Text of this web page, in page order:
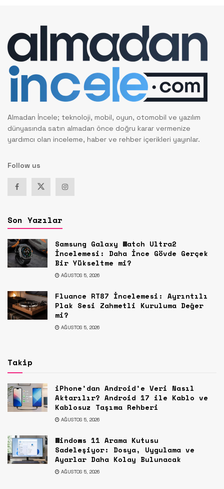
Almadan İncele; teknoloji, mobil, oyun, otomobil ve yazılım
dünyasında satın almadan önce doğru karar vermenize
yardımcı olan inceleme, haber ve rehber içerikleri yayınlar.
Follow us
Son Yazılar
Samsung Galaxy Watch Ultra2
İncelemesi: Daha İnce Gövde Gerçek
Bir Yükseltme mi?
AĞUSTOS 5, 2026
Fluance RT87 İncelemesi: Ayrıntılı
Plak Sesi Zahmetli Kuruluma Değer
mi?
AĞUSTOS 5, 2026
Takip
iPhone’dan Android’e Veri Nasıl
Aktarılır? Android 17 ile Kablo ve
Kablosuz Taşıma Rehberi
AĞUSTOS 5, 2026
Windows 11 Arama Kutusu
Sadeleşiyor: Dosya, Uygulama ve
Ayarlar Daha Kolay Bulunacak
AĞUSTOS 5, 2026